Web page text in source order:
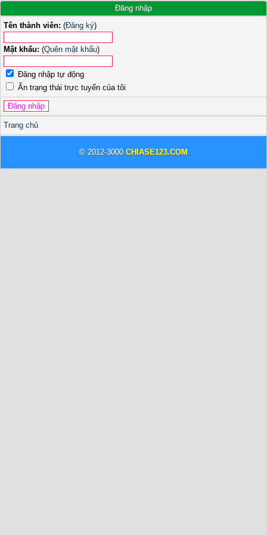
Đăng nhập
Tên thành viên: (Đăng ký)
Mật khẩu: (Quên mật khẩu)
Đăng nhập tự động
Ẩn trạng thái trực tuyến của tôi
Trang chủ
© 2012-3000 CHIASE123.COM